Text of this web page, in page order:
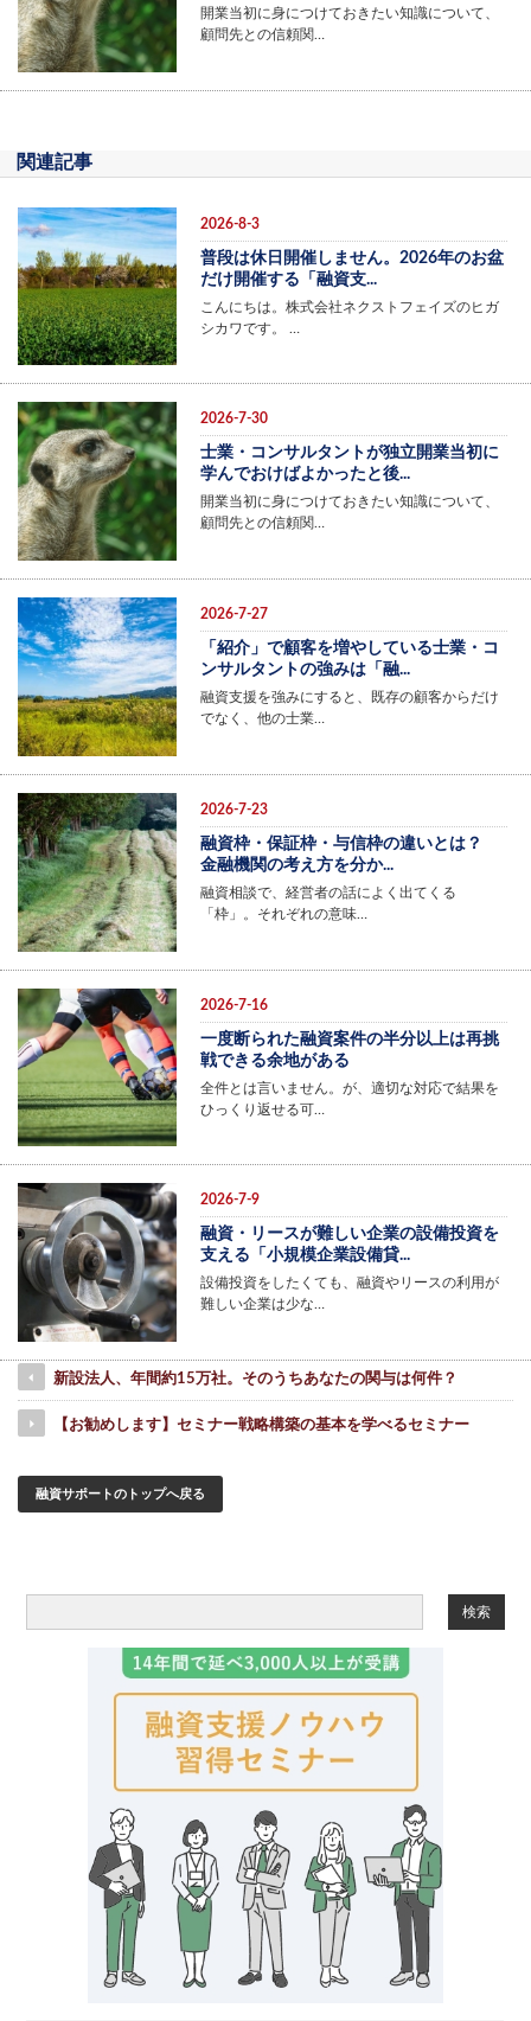
開業当初に身につけておきたい知識について、
顧問先との信頼関…
関連記事
2026-8-3
普段は休日開催しません。2026年のお盆
だけ開催する「融資支...
こんにちは。株式会社ネクストフェイズのヒガ
シカワです。 …
2026-7-30
士業・コンサルタントが独立開業当初に
学んでおけばよかったと後...
開業当初に身につけておきたい知識について、
顧問先との信頼関…
2026-7-27
「紹介」で顧客を増やしている士業・コ
ンサルタントの強みは「融...
融資支援を強みにすると、既存の顧客からだけ
でなく、他の士業…
2026-7-23
融資枠・保証枠・与信枠の違いとは？
金融機関の考え方を分か...
融資相談で、経営者の話によく出てくる
「枠」。それぞれの意味…
2026-7-16
一度断られた融資案件の半分以上は再挑
戦できる余地がある
全件とは言いません。が、適切な対応で結果を
ひっくり返せる可…
2026-7-9
融資・リースが難しい企業の設備投資を
支える「小規模企業設備貸...
設備投資をしたくても、融資やリースの利用が
難しい企業は少な…
新設法人、年間約15万社。そのうちあなたの関与は何件？
【お勧めします】セミナー戦略構築の基本を学べるセミナー
融資サポートのトップへ戻る